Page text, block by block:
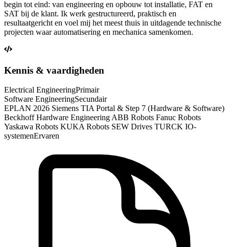
begin tot eind: van engineering en opbouw tot installatie, FAT en
SAT bij de klant. Ik werk gestructureerd, praktisch en
resultaatgericht en voel mij het meest thuis in uitdagende technische
projecten waar automatisering en mechanica samenkomen.
Kennis & vaardigheden
Electrical EngineeringPrimair
Software EngineeringSecundair
EPLAN 2026 Siemens TIA Portal & Step 7 (Hardware & Software)
Beckhoff Hardware Engineering ABB Robots Fanuc Robots
Yaskawa Robots KUKA Robots SEW Drives TURCK IO-
systemenErvaren